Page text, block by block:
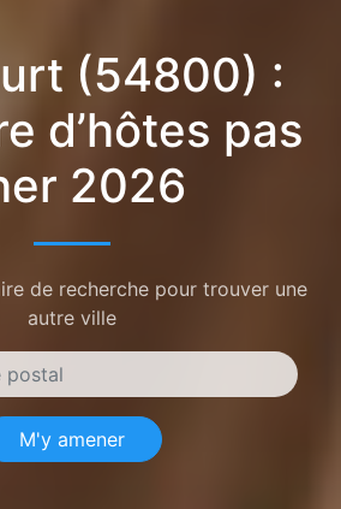
(54800) :
d’hôtes pas
2026
de recherche pour trouver une
autre ville
M'y amener